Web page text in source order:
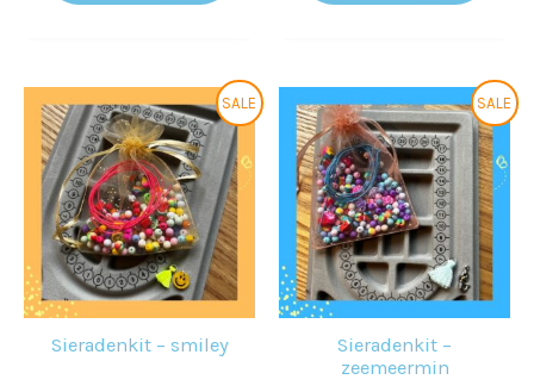
SALE
Sieradenkit – smiley
Oorspronkelijke
prijs
was:
€10,95.
Huidige
prijs
is:
€9,95.
SALE
Sieradenkit –
zeemeermin
Oorspronkelijke
prijs
was:
€10,95.
Huidige
prijs
is:
€9,95.